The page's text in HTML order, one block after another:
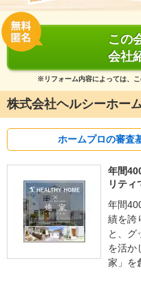
この
会社
※リフォーム内容によっては、こ
株式会社ヘルシーホー
ホームプロの審査
年間
リティ
年間
績を誇
と、グ
を活か
家」を